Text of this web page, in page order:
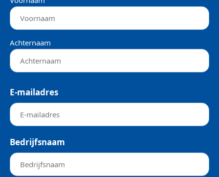
Achternaam
E-mailadres
Bedrijfsnaam